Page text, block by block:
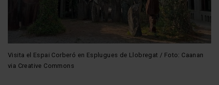
Visita el Espai Corberó en Esplugues de Llobregat / Foto: Caanan
via Creative Commons